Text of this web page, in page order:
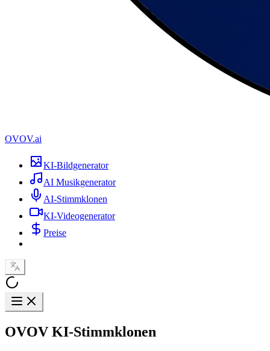
OVOV.ai
KI-Bildgenerator
AI Musikgenerator
AI-Stimmklonen
KI-Videogenerator
Preise
OVOV KI-Stimmklonen